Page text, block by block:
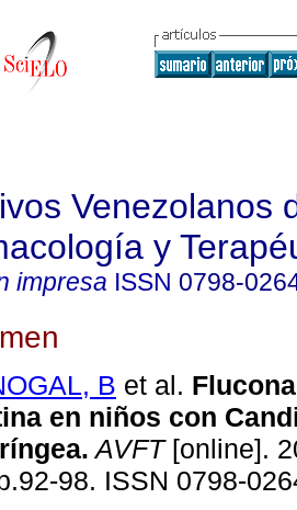
Venezolanos
y
impresa ISSN 0798-
B et al.
en niños con
. AVFT[online].
98. ISSN 0798-